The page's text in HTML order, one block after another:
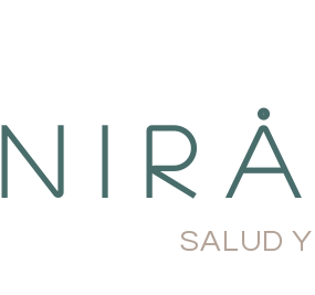
N i r
SALUD